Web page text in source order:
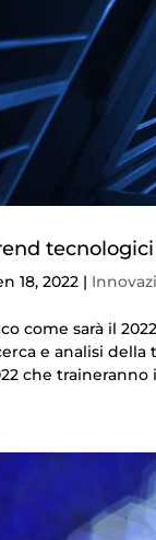
18, 2022 |
come sarà il
e analisi
che traineranno